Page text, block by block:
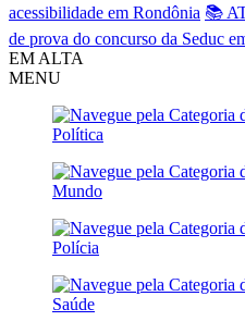
acessibilidade em Rondônia 📚
de prova do concurso da Seduc
EM ALTA
MENU
Política
Mundo
Polícia
Saúde